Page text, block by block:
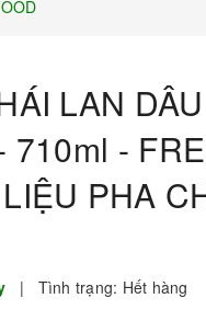
LAN
710ml -
PHA
| Tình trạng: Hết hàng